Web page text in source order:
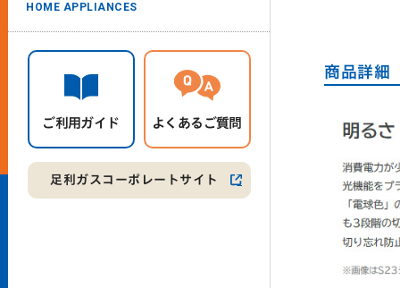
HOME APPLIANCES
ご利用ガイド よくあるご質問
足利ガスコーポレートサイト
商品詳細